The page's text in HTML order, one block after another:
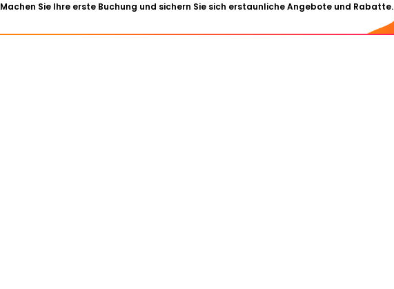
Machen Sie Ihre erste Buchung und sichern Sie sich erstaunliche Angebote und Rabatte.